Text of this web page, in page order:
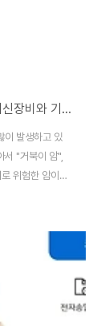
갑상선암에대한 오해, 원인, 증상, 치료, 수술, 최신장비와 기술, 진행, 관리, 부작용에 대해 알아봅시다.
이 발생하고 있
서 "거북이 암",
위험한 암이라
해와 진실을 알
경우도 많은데,
영양 상태를 유
다.2. 유방암
계 조사 시 데